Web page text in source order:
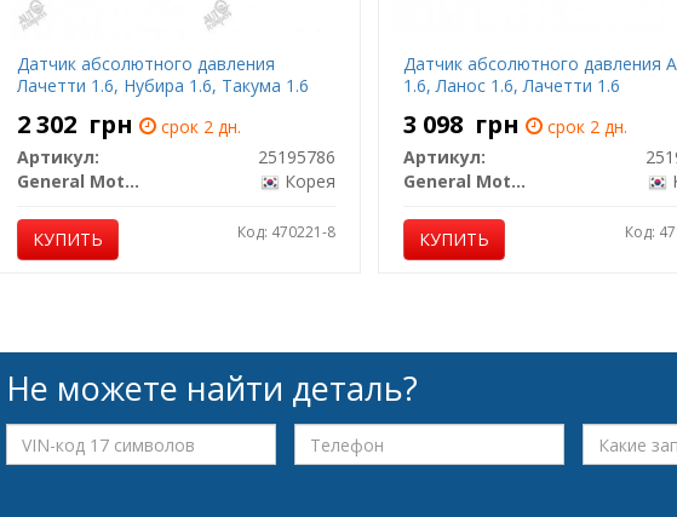
Датчик абсолютного давления
Лачетти 1.6, Нубира 1.6, Такума 1.6
2 302 грн
срок 2 дн.
Артикул:
25195786
General Motors
Корея
КУПИТЬ Код: 470221-8
Датчик абсолютного давления
1.6, Ланос 1.6, Лачетти 1.6
3 098 грн
срок 2 дн.
Артикул:
General Motors
КУПИТЬ Код:
Не можете найти деталь?